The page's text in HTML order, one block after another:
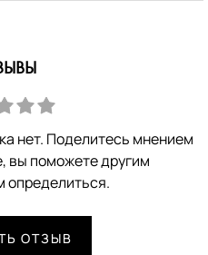
нет. Поделитесь мнением
вы поможете другим
определиться.
ОТЗЫВ